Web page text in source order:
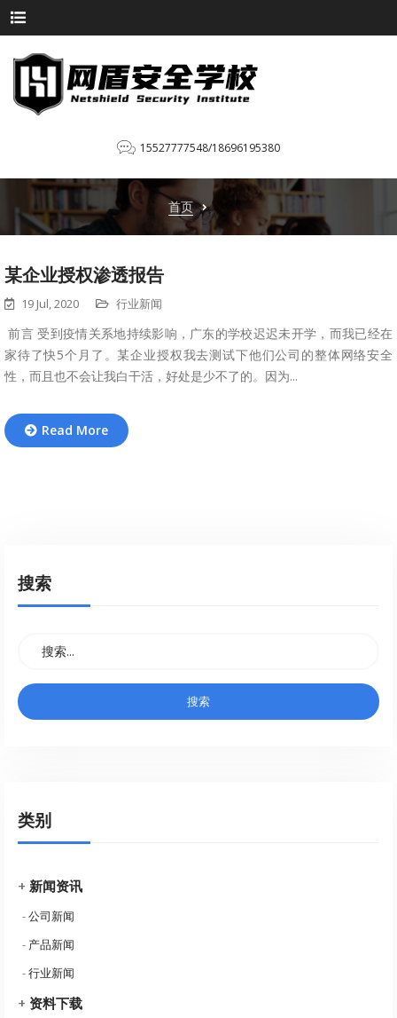
15527777548/18696195380
首页
某企业授权渗透报告
19 Jul, 2020 行业新闻
前言 受到疫情关系地持续影响，广东的学校迟迟未开学，而我已经在
家待了快5个月了。某企业授权我去测试下他们公司的整体网络安全
性，而且也不会让我白干活，好处是少不了的。因为...
Read More
搜索
类别
+ 新闻资讯
-公司新闻
- 产品新闻
-行业新闻
+ 资料下载